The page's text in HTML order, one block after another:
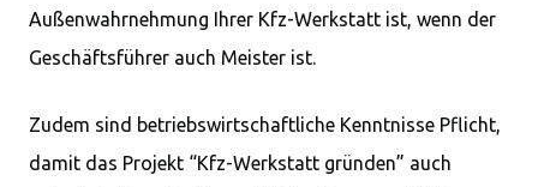
Außenwahrnehmung Ihrer Kfz-Werkstatt ist, wenn der
Geschäftsführer auch Meister ist.
Zudem sind betriebswirtschaftliche Kenntnisse Pflicht,
damit das Projekt “Kfz-Werkstatt gründen” auch